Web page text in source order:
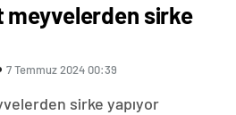
meyvelerden sirke
7 Temmuz 2024 00:39
sirke yapıyor